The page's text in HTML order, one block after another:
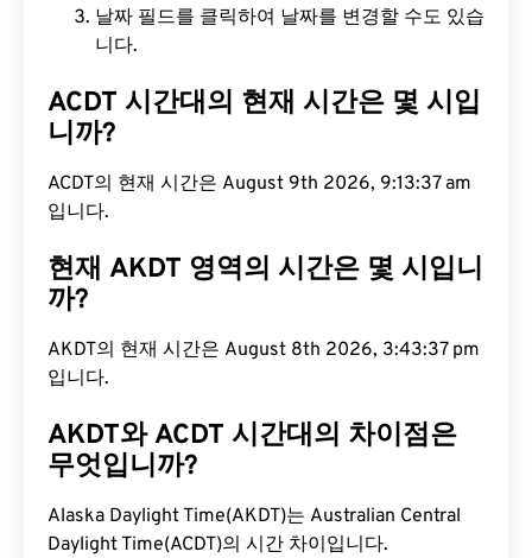
날짜 필드를 클릭하여 날짜를 변경할 수도 있습
니다.
ACDT 시간대의 현재 시간은 몇 시입
니까?
ACDT의 현재 시간은 August 9th 2026, 9:13:38 am
입니다.
현재 AKDT 영역의 시간은 몇 시입니
까?
AKDT의 현재 시간은 August 8th 2026, 3:43:38 pm
입니다.
AKDT와 ACDT 시간대의 차이점은
무엇입니까?
Alaska Daylight Time(AKDT)는 Australian Central
Daylight Time(ACDT)의 시간 차이입니다.